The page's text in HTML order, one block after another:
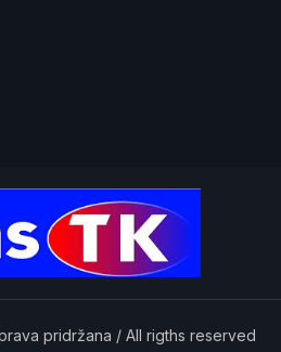
pridržana / All rigths reserved